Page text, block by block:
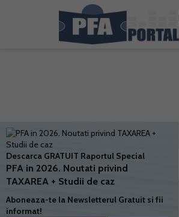
Descarca GRATUIT Raportul Special
PFA in 2026. Noutati privind
TAXAREA + Studii de caz
Aboneaza-te la Newsletterul Gratuit si fii
informat!